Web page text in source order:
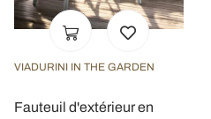
VIADURINI IN THE GARDEN
Fauteuil d'extérieur en